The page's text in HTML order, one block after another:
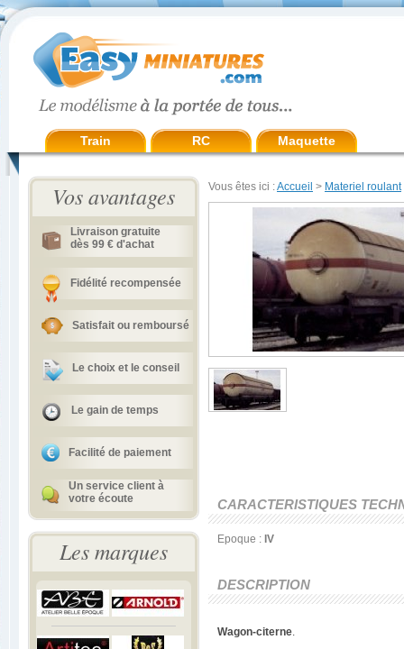
Train RC Maquette
Vos avantages
Livraison gratuite
dès 99 € d'achat
Fidélité recompensée
Satisfait ou remboursé
Le choix et le conseil
Le gain de temps
Facilité de paiement
Un service client à
votre écoute
Les marques
Vous êtes ici :Accueil > Materiel roulant
CARACTERISTIQUES
Epoque : IV
DESCRIPTION
Wagon-citerne.